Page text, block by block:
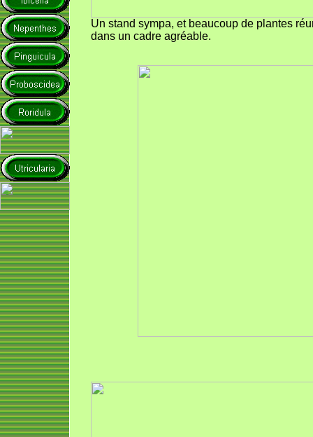
Un stand sympa, et beaucoup de plantes
dans un cadre agréable.